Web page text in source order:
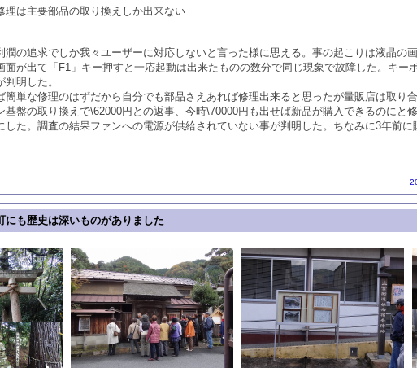
理は主要部品の取り換えしか出来ない
潤の追求でしか我々ユーザーに対応しないと言った様に思える。事の起こりは液晶の
面が出て「F1」キー押すと一応起動は出来たものの数分で同じ現象で故障した。キー
明した。
簡単な修理のはずだから自分でも部品さえあれば修理出来ると思ったが量販店は取り
基盤の取り換えで\62000円との返事、今時\70000円も出せば新品が購入できるのにと
した。調査の結果ファンへの電源が供給されていない事が判明した。ちなみに3年前に
にも歴史は深いものがありました